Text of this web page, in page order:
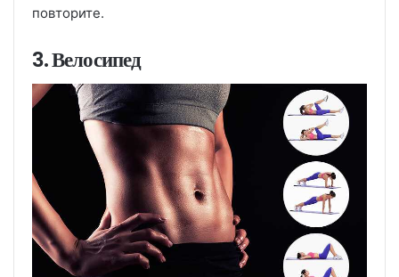
повторите.
3. Велосипед